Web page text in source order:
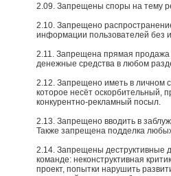
2.09. Запрещены споры на тему
2.10. Запрещено
информации пользователей без
2.11. Запрещена прямая продажа
денежные средства в любом
2.12. Запрещено иметь в личном
которое несёт оскорбительный,
конкурентно-рекламный посыл.
2.13. Запрещено вводить в
Также запрещена подделка любых
2.14. Запрещены деструктивные
команде: неконструктивная
проект, попытки нарушить